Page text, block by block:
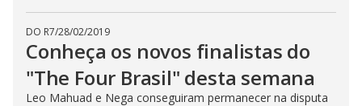
DO R7/28/02/2019
Conheça os novos finalistas do
"The Four Brasil" desta semana
Leo Mahuad e Nega conseguiram permanecer na disputa